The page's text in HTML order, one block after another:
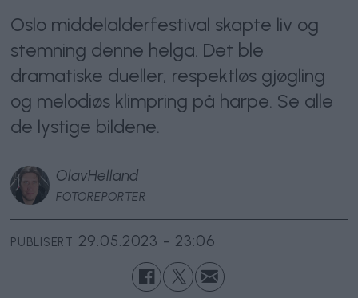
Oslo middelalderfestival skapte liv og
stemning denne helga. Det ble
dramatiske dueller, respektløs gjøgling
og melodiøs klimpring på harpe. Se alle
de lystige bildene.
OlavHelland
FOTOREPORTER
PUBLISERT 29.05.2023 - 23:06